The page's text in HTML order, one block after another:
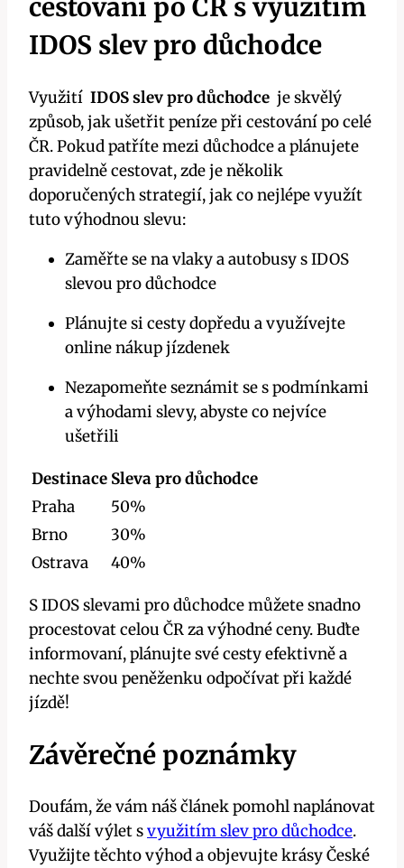
cestování po ČR s využitím‌
IDOS slev pro důchodce
Využití ‍ IDOS ‍slev pro důchodce ​ je ‍skvělý⁤
způsob,‌ jak ušetřit‌ peníze při cestování ​po celé
ČR. Pokud patříte mezi ⁤důchodce a plánujete
pravidelně cestovat,‍ zde je ‌několik
⁤doporučených strategií, jak co nejlépe využít
tuto ‌výhodnou slevu:
Zaměřte se na vlaky a autobusy ⁢s ‍IDOS
slevou ‌pro důchodce
Plánujte si cesty‌ dopředu ⁣a ⁣využívejte
online nákup jízdenek
Nezapomeňte⁤ seznámit se s podmínkami
a výhodami slevy, abyste co‌ nejvíce
ušetřili
Destinace Sleva pro důchodce
Praha
50%
Brno
30%
Ostrava
40%
S‌ IDOS slevami pro důchodce‍ můžete ⁢snadno
procestovat celou ČR za výhodné⁢ ceny. Buďte
informovaní, plánujte ‌své cesty efektivně a
nechte svou‌ peněženku odpočívat při každé
jízdě!
Závěrečné poznámky
Doufám, že vám náš článek⁤ pomohl naplánovat​
váš další výlet svyužitím slev pro důchodce.
Využijte těchto výhod ⁢a⁤ objevujte krásy České